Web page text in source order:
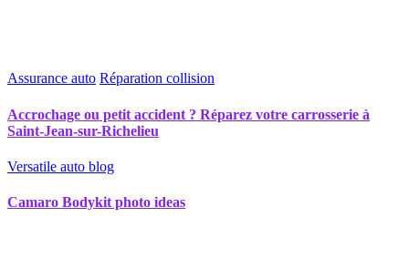
Assurance auto Réparation collision
Accrochage ou petit accident ? Réparez votre carrosserie à
Saint-Jean-sur-Richelieu
Versatile auto blog
Camaro Bodykit photo ideas